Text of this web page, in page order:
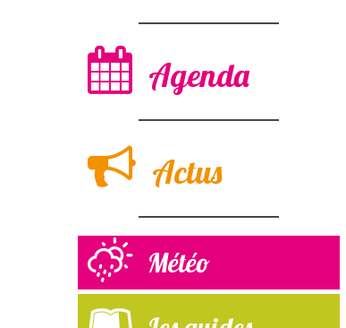
Agenda
Actus
Météo